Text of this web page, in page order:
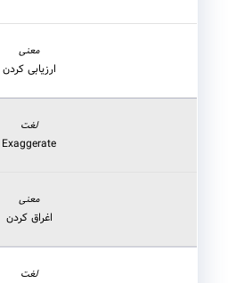
ارزیابی کردن
Exaggerate
اغراق کردن